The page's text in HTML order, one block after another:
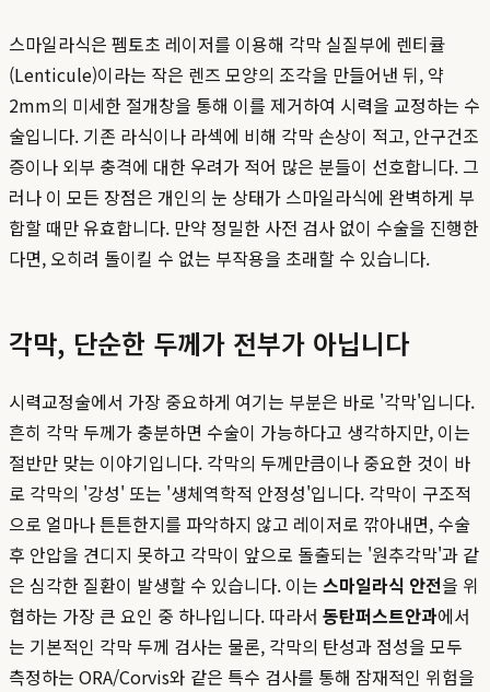
스마일라식은 펨토초 레이저를 이용해 각막 실질부에 렌티큘
(Lenticule)이라는 작은 렌즈 모양의 조각을 만들어낸 뒤, 약
2mm의 미세한 절개창을 통해 이를 제거하여 시력을 교정하는 수
술입니다. 기존 라식이나 라섹에 비해 각막 손상이 적고, 안구건조
증이나 외부 충격에 대한 우려가 적어 많은 분들이 선호합니다. 그
러나 이 모든 장점은 개인의 눈 상태가 스마일라식에 완벽하게 부
합할 때만 유효합니다. 만약 정밀한 사전 검사 없이 수술을 진행한
다면, 오히려 돌이킬 수 없는 부작용을 초래할 수 있습니다.
각막, 단순한 두께가 전부가 아닙니다
시력교정술에서 가장 중요하게 여기는 부분은 바로 '각막'입니다.
흔히 각막 두께가 충분하면 수술이 가능하다고 생각하지만, 이는
절반만 맞는 이야기입니다. 각막의 두께만큼이나 중요한 것이 바
로 각막의 '강성' 또는 '생체역학적 안정성'입니다. 각막이 구조적
으로 얼마나 튼튼한지를 파악하지 않고 레이저로 깎아내면, 수술
후 안압을 견디지 못하고 각막이 앞으로 돌출되는 '원추각막'과 같
은 심각한 질환이 발생할 수 있습니다. 이는 스마일라식 안전을 위
협하는 가장 큰 요인 중 하나입니다. 따라서 동탄퍼스트안과에서
는 기본적인 각막 두께 검사는 물론, 각막의 탄성과 점성을 모두
측정하는 ORA/Corvis와 같은 특수 검사를 통해 잠재적인 위험을